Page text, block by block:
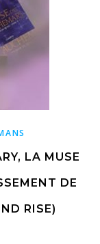
LA MUSE
DE
RISE)